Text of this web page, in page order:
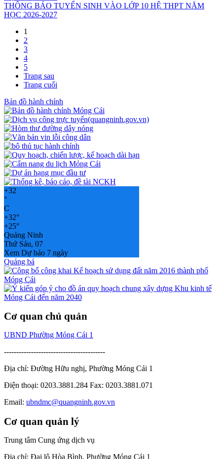
THÔNG BÁO TUYỂN SINH VÀO LỚP 10 HỆ THPT NĂM
HỌC 2026-2027
1
2
3
4
5
Trang sau
Trang cuối
Bản đồ hành chính
+32
°
C
+32°
+25°
Quảng Ninh
Thứ Sáu, 07
Xem Dự báo 7 ngày
Quảng bá
Cơ quan chủ quản
UBND Phường Móng Cái 1
-----------------------------------------
Địa chỉ: Đường Hữu nghị, Phường Móng Cái 1
Điện thoại: 0203.3881.284 Fax: 0203.3881.071
Email: ubndmc@quangninh.gov.vn
Cơ quan quản lý
Trung tâm Cung ứng dịch vụ
Địa chỉ: Đại lộ Hòa Bình, Phường Móng Cái 1